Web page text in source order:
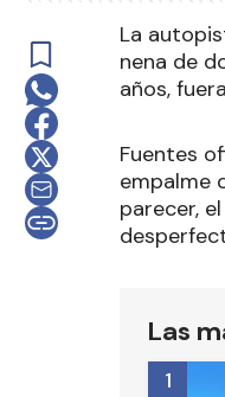
La
nena de
años,
Fuentes
empalme
parecer,
Las
1